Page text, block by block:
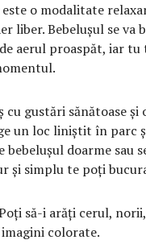
o modalitate
liber. Bebelușul se va
aerul proaspăt, iar tu
cu gustări sănătoase și
un loc liniștit în parc
doarme sau
și simplu te poți
să-i arăți cerul,
colorate.